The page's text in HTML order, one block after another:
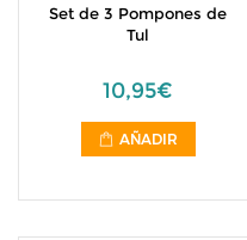
Set de 3 Pompones de
Tul
10,95€
AÑADIR